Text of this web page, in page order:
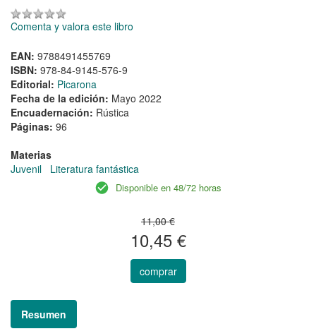
Comenta y valora este libro
EAN: 9788491455769
ISBN: 978-84-9145-576-9
Editorial: Picarona
Fecha de la edición: Mayo 2022
Encuadernación: Rústica
Páginas: 96
Materias
Juvenil
Literatura fantástica
Disponible en 48/72 horas
11,00 €
10,45 €
comprar
Resumen